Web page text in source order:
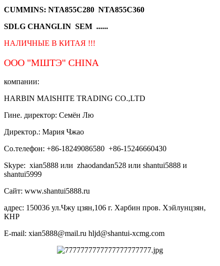
CUMMINS: NTA855C280 NTA855C360
SDLG CHANGLIN SEM ......
НАЛИЧНЫЕ В КИТАЯ !!!
ООО "МШТЭ" CHINA
компании:
HARBIN MAISHITE TRADING CO.,LTD
Гине. директор: Семён Лю
Директор.: Мария Чжао
Со.телефон: +86-18249086580 +86-15246660430
Skype: xian5888 или zhaodandan528 или shantui5888 и
shantui5999
Сайт: www.shantui5888.ru
адрес: 150036 ул.Чжу цзян,106 г. Харбин пров. Хэйлунцзян,
КНР
E-mail: xian5888@mail.ru hljd@shantui-xcmg.com